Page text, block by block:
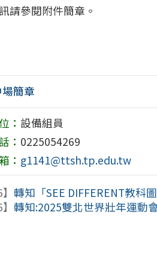
請參閱附件簡章。
簡章
： 設備組員
： 0225054269
： g1141@ttsh.tp.edu.tw
】轉知「SEE DIFFERENT教科
】轉知:2025雙北世界壯年運動